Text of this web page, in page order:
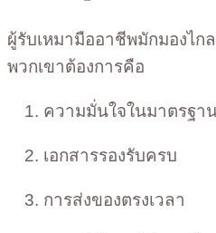
ผู้รับเหมามืออาชีพมักมองไ
พวกเขาต้องการคือ
ความมั่นใจในมาตรฐา
เอกสารรองรับครบ
การส่งของตรงเวลา